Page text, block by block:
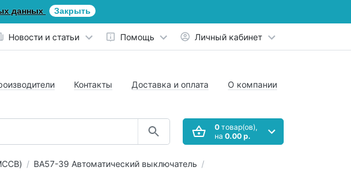
данных Закрыть
Новости и статьи Помощь Личный кабинет
Контакты Доставка и оплата О компании
0товар(ов),
на 0.00 р.
ВА57-39 Автоматический выключатель